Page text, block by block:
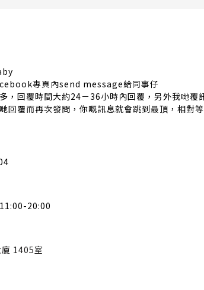
專頁內send message給同事仔
多，回覆時間大約24－36小時內回覆，另外我哋覆
回覆而再次發問，你嘅訊息就會跳到最頂，相對
20:00
1405室